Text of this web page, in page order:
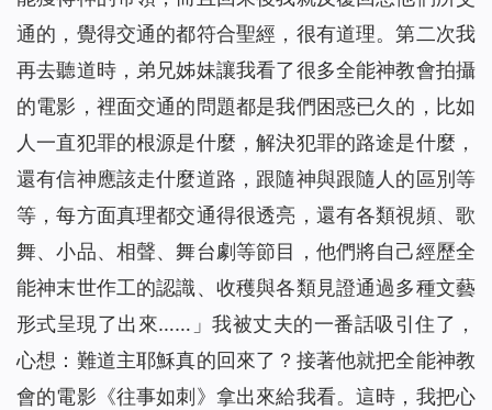
通的，覺得交通的都符合聖經，很有道理。第二次我
再去聽道時，弟兄姊妹讓我看了很多全能神教會拍攝
的電影，裡面交通的問題都是我們困惑已久的，比如
人一直犯罪的根源是什麼，解決犯罪的路途是什麼，
還有信神應該走什麼道路，跟隨神與跟隨人的區別等
等，每方面真理都交通得很透亮，還有各類視頻、歌
舞、小品、相聲、舞台劇等節目，他們將自己經歷全
能神末世作工的認識、收穫與各類見證通過多種文藝
形式呈現了出來……」我被丈夫的一番話吸引住了，
心想：難道主耶穌真的回來了？接著他就把全能神教
會的電影《往事如刺》拿出來給我看。這時，我把心